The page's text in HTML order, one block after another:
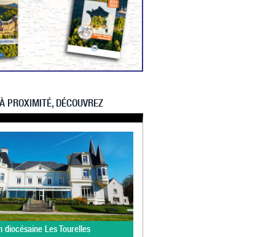
À PROXIMITÉ, DÉCOUVREZ
diocésaine Les Tourelles